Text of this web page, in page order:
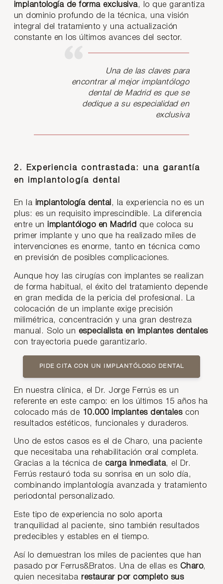
implantología de forma exclusiva, lo que garantiza
un dominio profundo de la técnica, una visión
integral del tratamiento y una actualización
constante en los últimos avances del sector.
Una de las claves para
encontrar al mejor implantólogo
dental de Madrid es que se
dedique a su especialidad en
exclusiva
2. Experiencia contrastada: una garantía
en implantología dental
En la implantología dental , la experiencia no es un
plus: es un requisito imprescindible. La diferencia
entre un implantólogo en Madrid que coloca su
primer implante y uno que ha realizado miles de
intervenciones es enorme, tanto en técnica como
en previsión de posibles complicaciones.
Aunque hoy las cirugías con implantes se realizan
de forma habitual, el éxito del tratamiento depende
en gran medida de la pericia del profesional. La
colocación de un implante exige precisión
milimétrica, concentración y una gran destreza
manual. Solo un especialista en implantes dentales
con trayectoria puede garantizarlo.
PIDE CITA CON UN IMPLANTÓLOGO DENTAL
En nuestra clínica, el Dr. Jorge Ferrús es un
referente en este campo: en los últimos 15 años ha
colocado más de 10.000 implantes dentalescon
resultados estéticos, funcionales y duraderos.
Uno de estos casos es el de Charo, una paciente
que necesitaba una rehabilitación oral completa.
Gracias a la técnica de carga inmediata, el Dr.
Ferrús restauró toda su sonrisa en un solo día,
combinando implantología avanzada y tratamiento
periodontal personalizado.
Este tipo de experiencia no solo aporta
tranquilidad al paciente, sino también resultados
predecibles y estables en el tiempo.
Así lo demuestran los miles de pacientes que han
pasado por Ferrus&Bratos. Una de ellas es Charo,
quien necesitaba restaurar por completo sus